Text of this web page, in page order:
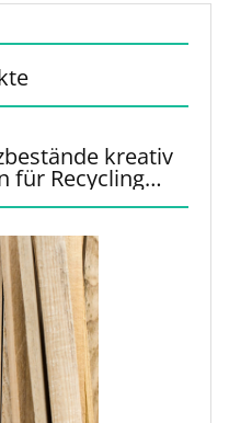
kreativ
für Recycling